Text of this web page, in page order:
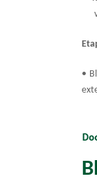
•